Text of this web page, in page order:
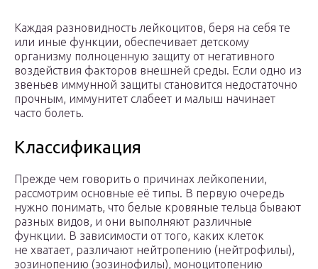
Каждая разновидность лейкоцитов, беря на себя те
или иные функции, обеспечивает детскому
организму полноценную защиту от негативного
воздействия факторов внешней среды. Если одно из
звеньев иммунной защиты становится недостаточно
прочным, иммунитет слабеет и малыш начинает
часто болеть.
Классификация
Прежде чем говорить о причинах лейкопении,
рассмотрим основные её типы. В первую очередь
нужно понимать, что белые кровяные тельца бывают
разных видов, и они выполняют различные
функции. В зависимости от того, каких клеток
не хватает, различают нейтропению (нейтрофилы),
эозинопению (эозинофилы), моноцитопению